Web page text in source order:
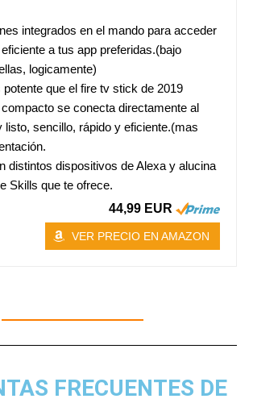
integrados en el mando para acceder
a tus app preferidas.(bajo
logicamente)
potente que el fire tv stick de 2019
compacto se conecta directamente al
listo, sencillo, rápido y eficiente.(mas
distintos dispositivos de Alexa y alucina
Skills que te ofrece.
44,99 EUR
VER PRECIO EN AMAZON
FRECUENTES DE